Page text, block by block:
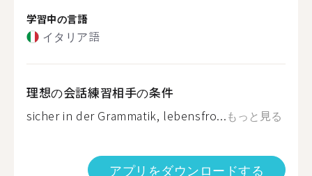
学習中の言語
イタリア語
理想の会話練習相手の条件
sicher in der Grammatik, lebensfro...もっと見る
アプリをダウンロードする